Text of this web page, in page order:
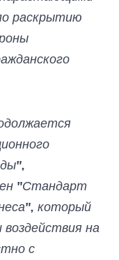
раскрытию
"Стандарт
который
на
с